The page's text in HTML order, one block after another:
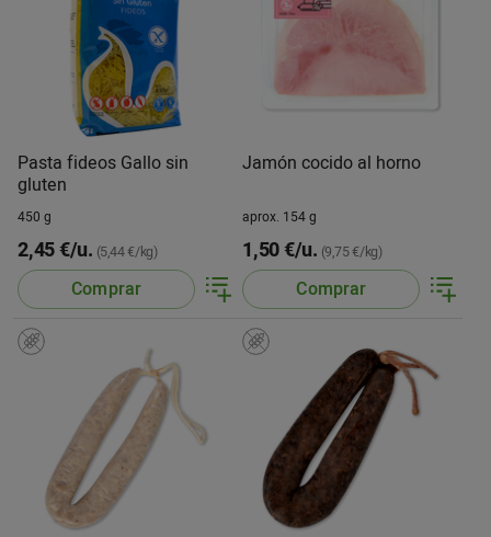
Pasta fideos Gallo sin
gluten
450 g
2,45 €/u. (5,44 €/kg)
Comprar
Jamón cocido al horno
aprox. 154 g
1,50 €/u. (9,75 €/kg)
Comprar